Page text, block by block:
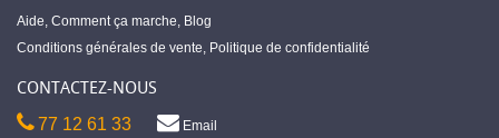
Aide, Comment ça marche, Blog
Conditions générales de vente, Politique de confidentialité
CONTACTEZ-NOUS
77 12 61 33 Email